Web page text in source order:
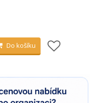
Do košíku